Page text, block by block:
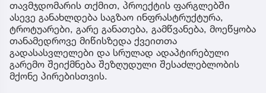
თავმჯდომარის თქმით, პროექტის ფარგლებში
ასევე განახლდება საგზაო ინფრასტრუქტურა,
ტროტუარები, გარე განათება, გამწვანება, მოეწყობა
თანამედროვე მიწისზედა ქვეითთა
გადასასვლელები და სრულად ადაპტირებული
გარემო შეიქმნება შეზღუდული შესაძლებლობის
მქონე პირებისთვის.